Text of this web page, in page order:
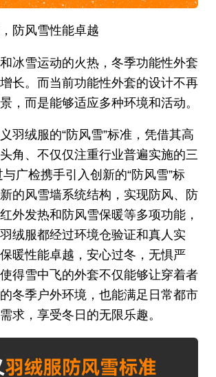
防风雪性能卓越
冰雪运动的火热，冬季功能性外套
长。而当前功能性外套的设计不再
，而是能够适应多种环境和活动。
羽绒服的“防风雪”标准，凭借其高
角、不仅仅注重行业普遍实施的三
广检携手引入创新的“防风雪”标
的风雪墙系统结构，实现防风、防
外发热和防风雪保暖等多项功能，
绒服都经过环境仓验证和真人实
暖性能卓越，安心过冬，无惧严
得雪中飞的外套不仅能够让穿着者
冬季户外环境，也能满足日常都市
求，享受冬日的无限乐趣。